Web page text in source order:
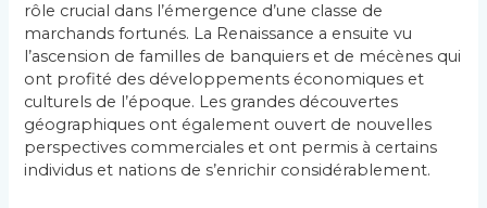
rôle crucial dans l’émergence d’une classe de
marchands fortunés. La Renaissance a ensuite vu
l’ascension de familles de banquiers et de mécènes qui
ont profité des développements économiques et
culturels de l’époque. Les grandes découvertes
géographiques ont également ouvert de nouvelles
perspectives commerciales et ont permis à certains
individus et nations de s’enrichir considérablement.